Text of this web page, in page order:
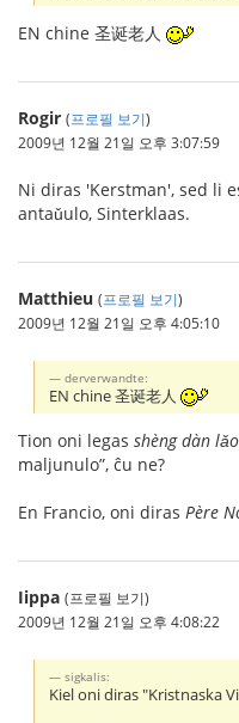
EN chine 圣诞老人
Rogir (프로필 보기)
2009년 12월 21일 오후 3:07:59
Ni diras 'Kerstman', sed li
antaǔulo, Sinterklaas.
Matthieu (프로필 보기)
2009년 12월 21일 오후 4:05:10
derverwandte:
EN chine 圣诞老人
Tion oni legas shèng dàn
maljunulo”, ĉu ne?
En Francio, oni diras Père
Iippa (프로필 보기)
2009년 12월 21일 오후 4:08:22
sigkalis:
Kiel oni diras "Kristnaska